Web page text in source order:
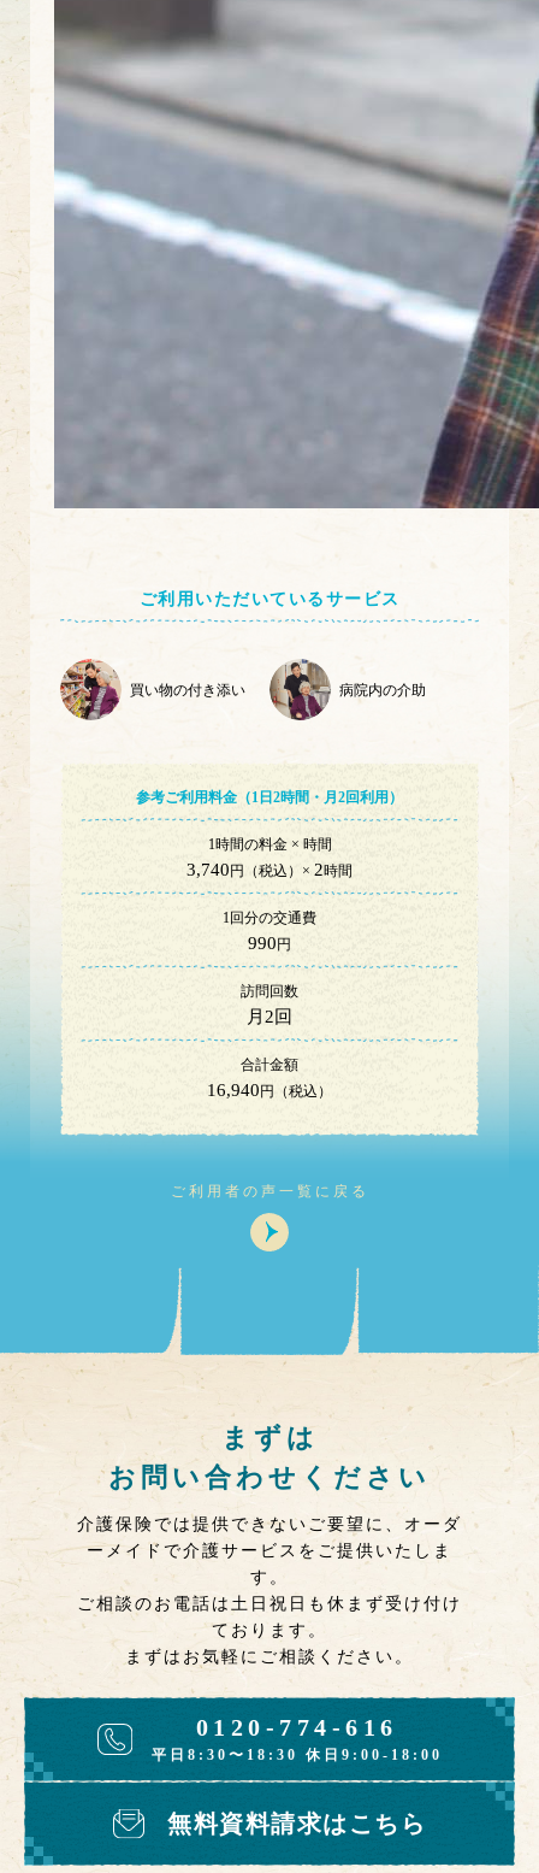
ご利用いただいているサービス
買い物の付き添い 病院内の介助
参考ご利用料金（1日 2時間・ 月 2回利用）
1時間の料金 × 時間
3,740 円（税込）× 2時間
1回分の交通費
990 円
訪問回数
月2回
合計金額
16,940 円（税込）
ご利用者の声一覧に戻る
まずは
お問い合わせください
介護保険では提供できないご要望に、オーダ
ーメイドで介護サービスをご提供いたしま
す。
ご相談のお電話は土日祝日も休まず受け付け
ております。
まずはお気軽にご相談ください。
0120-774-616
平日8:30〜18:30 休日9:00-18:00
無料資料請求はこちら